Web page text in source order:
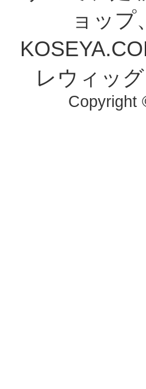
ョップ
レウィッ
Copyright